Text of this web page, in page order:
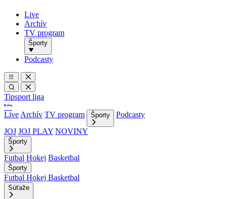
Live
Archív
TV program
Športy
Podcasty
Tipsport liga
Live Archív TV program Športy
Podcasty
JOJ JOJ PLAY NOVINY
Športy
Futbal Hokej Basketbal
Športy
Futbal Hokej Basketbal
Súťaže